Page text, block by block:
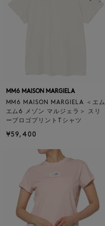
MM6 MAISON MARGIELA
MM6 MAISON MARGIELA ＜エム
エム6 メゾン マルジェラ＞ スリ
ーブロゴプリントTシャツ
¥59,400